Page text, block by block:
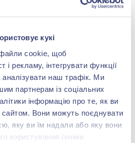
кукі
cookie, щоб
і рекламу, інтегрувати функції
наш трафік. Ми
партнерам із соціальних
інформацію про те, як ви
Вони можуть поєднувати
яку ви їм надали або яку вони
користування їхніми
з
Сережки-конго
«Крапля» з жовтого
14 432,04 грн
Купити
-56%